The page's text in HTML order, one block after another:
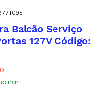
Balcão Serviço
127V Código:
!